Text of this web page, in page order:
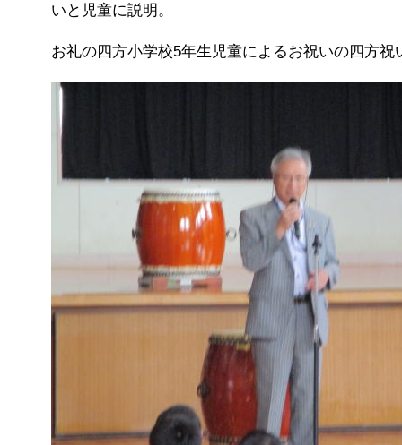
いと児童に説明。
お礼の四方小学校5年生児童によるお祝いの四方